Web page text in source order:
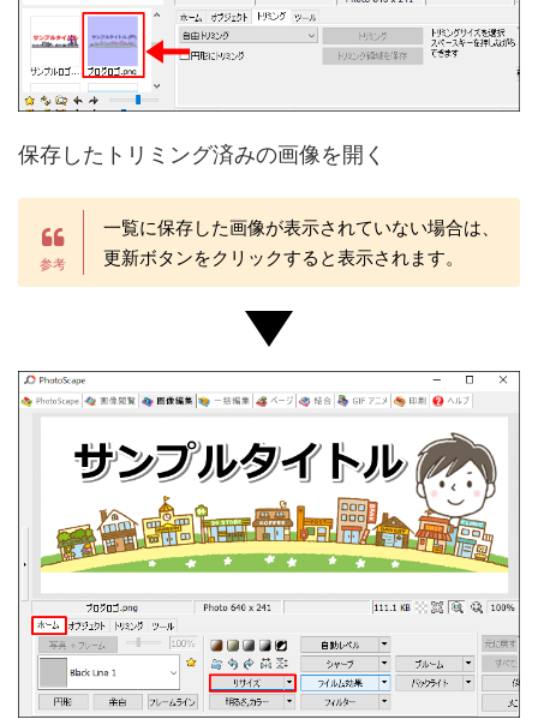
保存したトリミング済みの画像を開く
一覧に保存した画像が表示されていない場合は、
更新ボタンをクリックすると表示されます。